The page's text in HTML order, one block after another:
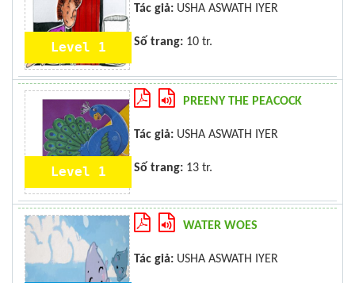
Level 1
Tác giả: USHA ASWATH IYER
Số trang: 10 tr.
Level 1
PREENY THE PEACOCK
Tác giả: USHA ASWATH IYER
Số trang: 13 tr.
WATER WOES
Tác giả: USHA ASWATH IYER